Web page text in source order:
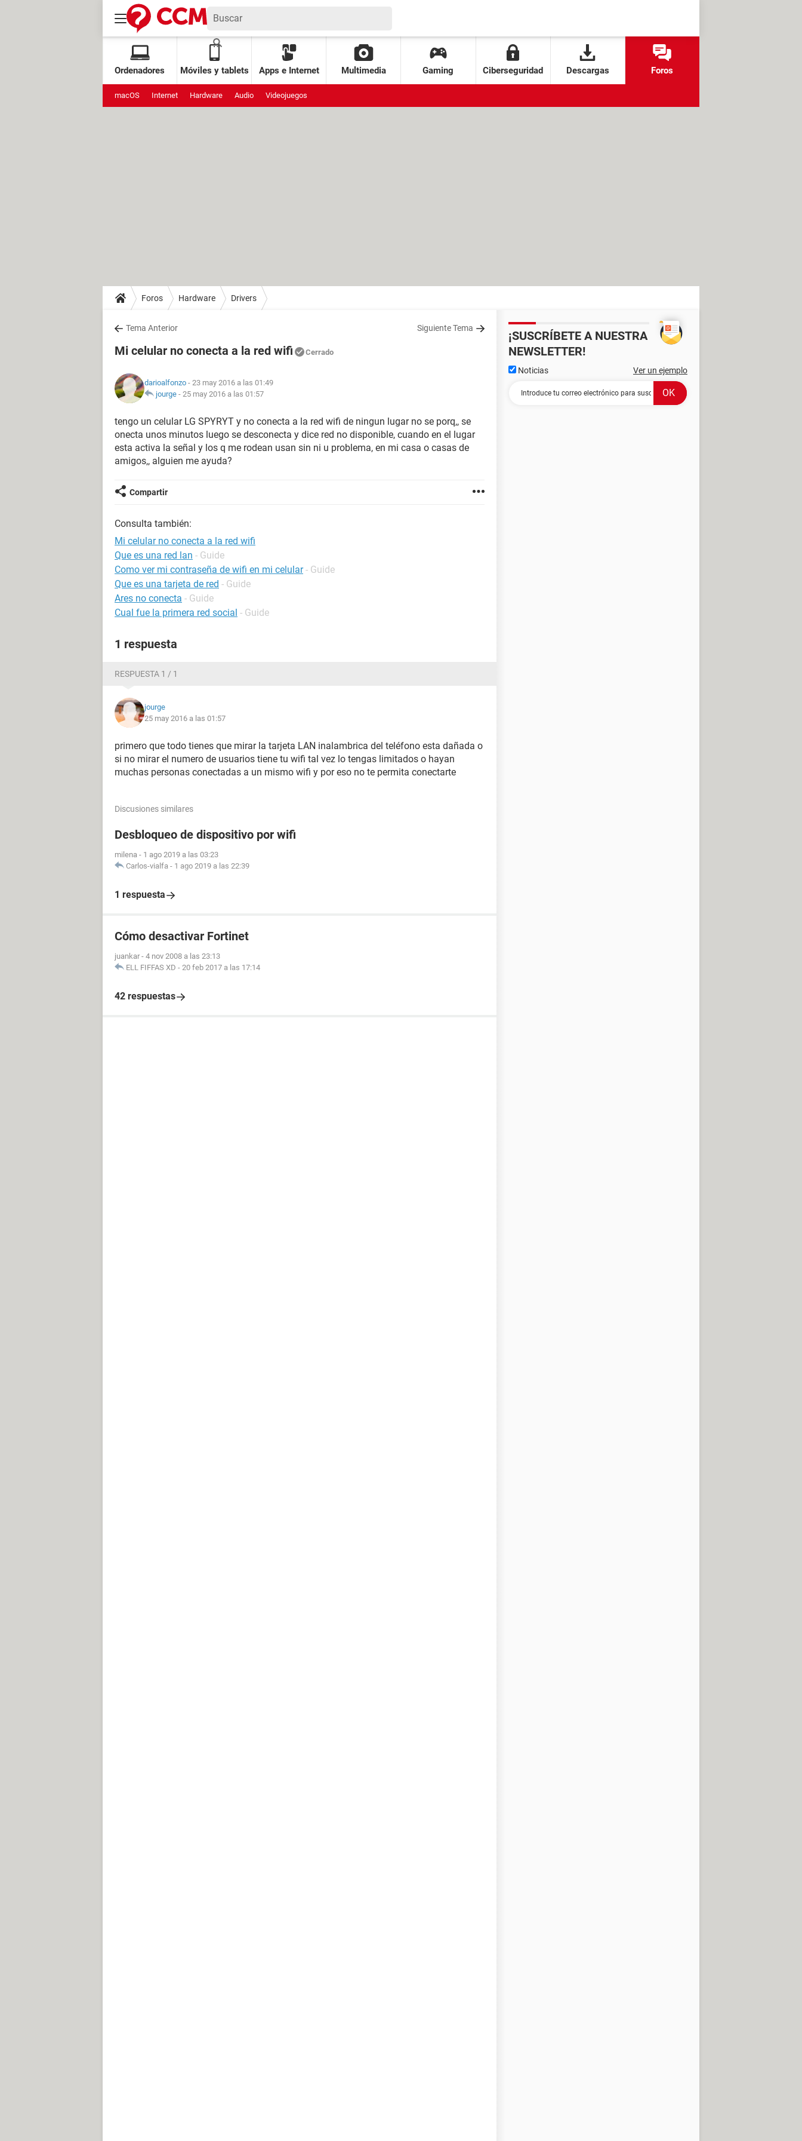
Ordenadores Móviles y tablets Apps e Internet Multimedia Gaming Ciberseguridad Descargas Foros
macOS Internet Hardware Audio Videojuegos
Foros Hardware Drivers
Tema Anterior Siguiente Tema
Mi celular no conecta a la red wifi Cerrado
darioalfonzo - 23 may 2016 a las 01:49
jourge - 25 may 2016 a las 01:57
tengo un celular LG SPYRYT y no conecta a la red wifi de ningun lugar no se porq,, se
onecta unos minutos luego se desconecta y dice red no disponible, cuando en el lugar
esta activa la señal y los q me rodean usan sin ni u problema, en mi casa o casas de
amigos,, alguien me ayuda?
Compartir
Consulta también:
Mi celular no conecta a la red wifi
Que es una red lan - Guide
Como ver mi contraseña de wifi en mi celular - Guide
Que es una tarjeta de red - Guide
Ares no conecta - Guide
Cual fue la primera red social - Guide
1 respuesta
RESPUESTA 1 / 1
jourge
25 may 2016 a las 01:57
primero que todo tienes que mirar la tarjeta LAN inalambrica del teléfono esta dañada o
si no mirar el numero de usuarios tiene tu wifi tal vez lo tengas limitados o hayan
muchas personas conectadas a un mismo wifi y por eso no te permita conectarte
Discusiones similares
Desbloqueo de dispositivo por wifi
milena - 1 ago 2019 a las 03:23
Carlos-vialfa - 1 ago 2019 a las 22:39
1 respuesta
Cómo desactivar Fortinet
juankar - 4 nov 2008 a las 23:13
ELL FIFFAS XD - 20 feb 2017 a las 17:14
42 respuestas
¡SUSCRÍBETE A NUESTRA
NEWSLETTER!
Noticias Ver un ejemplo